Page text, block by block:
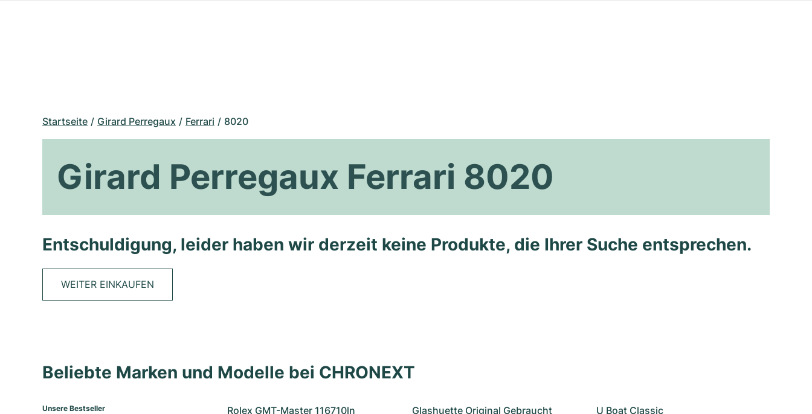
Startseite Girard Perregaux Ferrari 8020
Girard Perregaux Ferrari 8020
Entschuldigung, leider haben wir derzeit keine Produkte, die Ihrer Suche entsprechen.
WEITER EINKAUFEN
Beliebte Marken und Modelle bei CHRONEXT
Unsere Bestseller
Rolex GMT-Master 116710ln
Glashuette Original Gebraucht
U Boat Classic